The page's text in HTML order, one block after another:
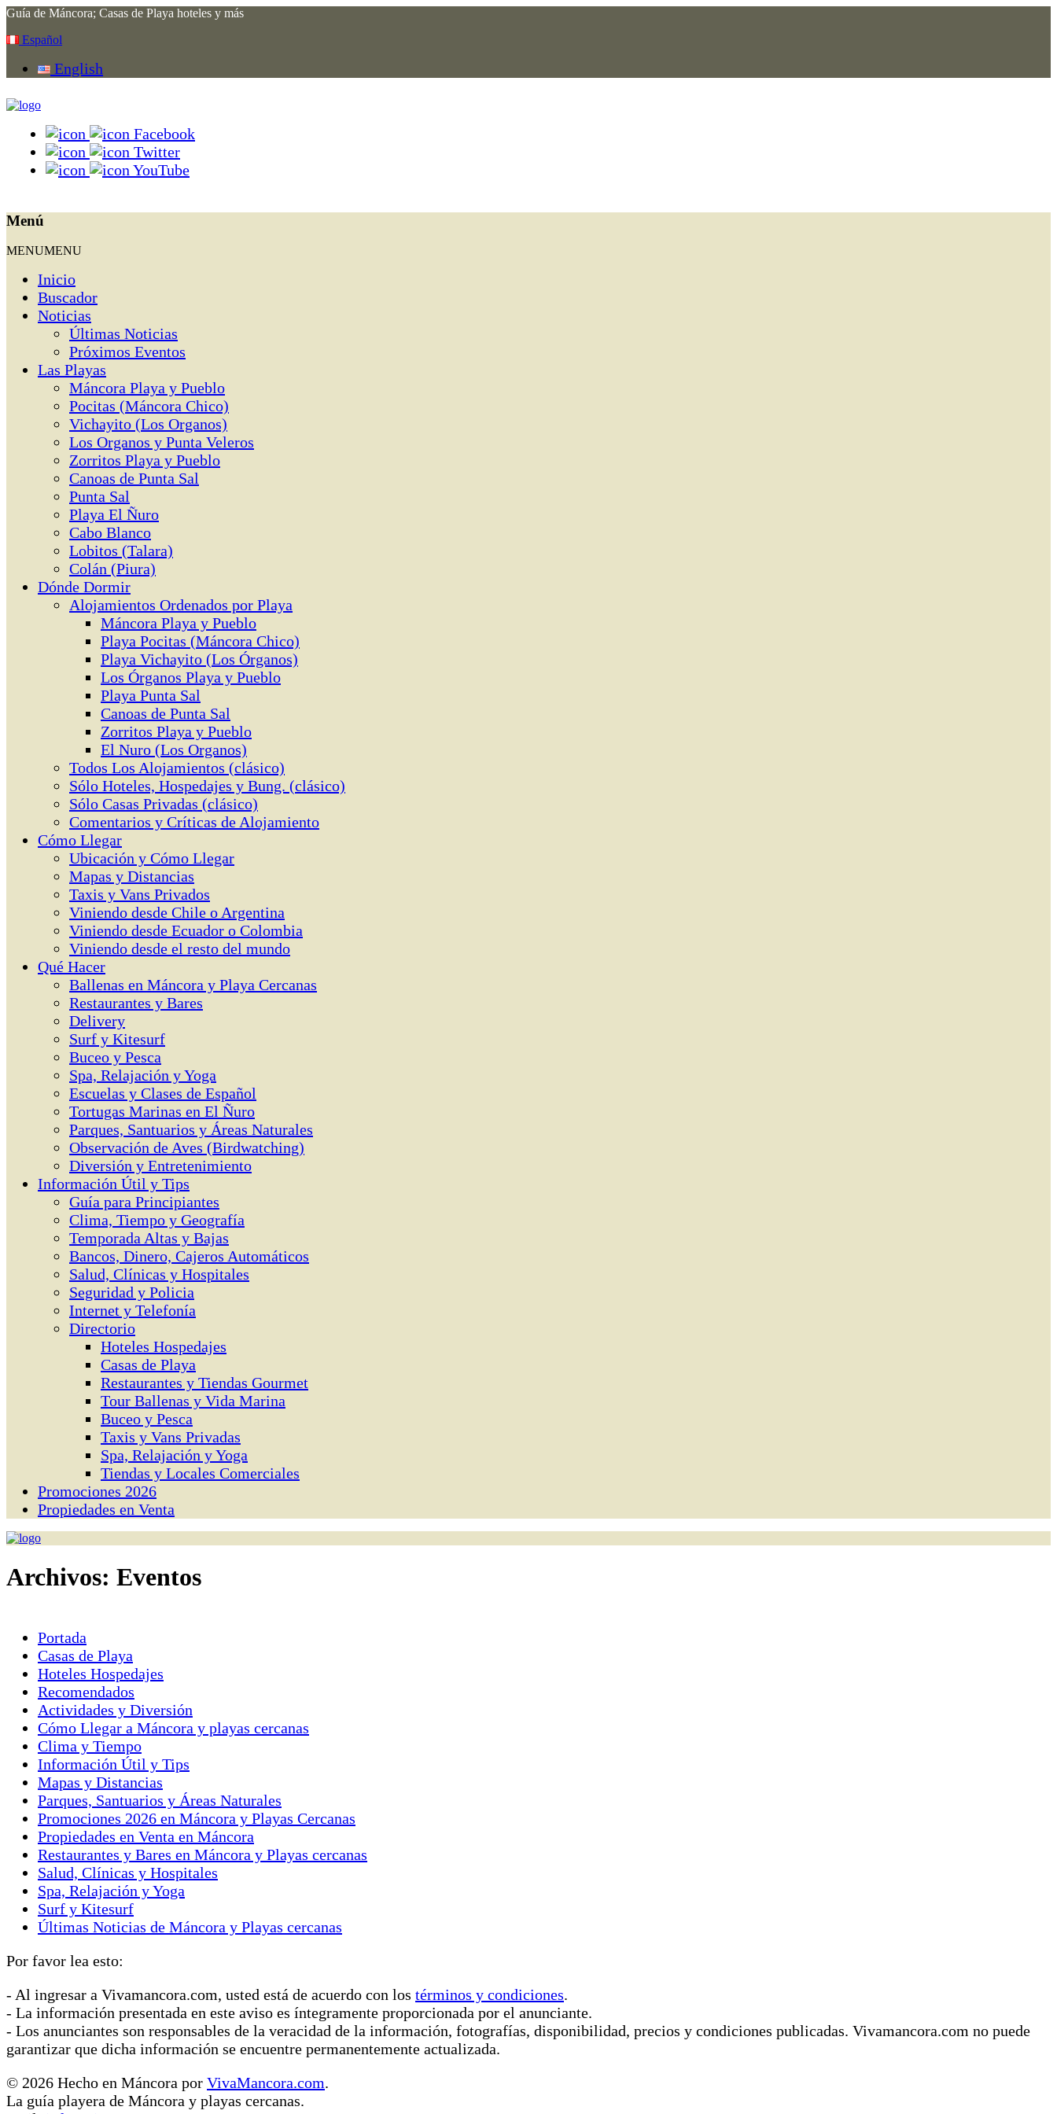
Guía de Máncora; Casas de Playa hoteles y más
Español
English
Facebook
Twitter
YouTube
Menú
MENUMENU
Inicio
Buscador
Noticias
Últimas Noticias
Próximos Eventos
Las Playas
Máncora Playa y Pueblo
Pocitas (Máncora Chico)
Vichayito (Los Organos)
Los Organos y Punta Veleros
Zorritos Playa y Pueblo
Canoas de Punta Sal
Punta Sal
Playa El Ñuro
Cabo Blanco
Lobitos (Talara)
Colán (Piura)
Dónde Dormir
Alojamientos Ordenados por Playa
Máncora Playa y Pueblo
Playa Pocitas (Máncora Chico)
Playa Vichayito (Los Órganos)
Los Órganos Playa y Pueblo
Playa Punta Sal
Canoas de Punta Sal
Zorritos Playa y Pueblo
El Nuro (Los Organos)
Todos Los Alojamientos (clásico)
Sólo Hoteles, Hospedajes y Bung. (clásico)
Sólo Casas Privadas (clásico)
Comentarios y Críticas de Alojamiento
Cómo Llegar
Ubicación y Cómo Llegar
Mapas y Distancias
Taxis y Vans Privados
Viniendo desde Chile o Argentina
Viniendo desde Ecuador o Colombia
Viniendo desde el resto del mundo
Qué Hacer
Ballenas en Máncora y Playa Cercanas
Restaurantes y Bares
Delivery
Surf y Kitesurf
Buceo y Pesca
Spa, Relajación y Yoga
Escuelas y Clases de Español
Tortugas Marinas en El Ñuro
Parques, Santuarios y Áreas Naturales
Observación de Aves (Birdwatching)
Diversión y Entretenimiento
Información Útil y Tips
Guía para Principiantes
Clima, Tiempo y Geografía
Temporada Altas y Bajas
Bancos, Dinero, Cajeros Automáticos
Salud, Clínicas y Hospitales
Seguridad y Policia
Internet y Telefonía
Directorio
Hoteles Hospedajes
Casas de Playa
Restaurantes y Tiendas Gourmet
Tour Ballenas y Vida Marina
Buceo y Pesca
Taxis y Vans Privadas
Spa, Relajación y Yoga
Tiendas y Locales Comerciales
Promociones 2026
Propiedades en Venta
Archivos: Eventos
Portada
Casas de Playa
Hoteles Hospedajes
Recomendados
Actividades y Diversión
Cómo Llegar a Máncora y playas cercanas
Clima y Tiempo
Información Útil y Tips
Mapas y Distancias
Parques, Santuarios y Áreas Naturales
Promociones 2026 en Máncora y Playas Cercanas
Propiedades en Venta en Máncora
Restaurantes y Bares en Máncora y Playas cercanas
Salud, Clínicas y Hospitales
Spa, Relajación y Yoga
Surf y Kitesurf
Últimas Noticias de Máncora y Playas cercanas
Por favor lea esto:
- Al ingresar a Vivamancora.com, usted está de acuerdo con los términos y condiciones.
- La información presentada en este aviso es íntegramente proporcionada por el anunciante.
- Los anunciantes son responsables de la veracidad de la información, fotografías, disponibilidad, precios y condiciones publicadas. Vivamancora.com no puede
garantizar que dicha información se encuentre permanentemente actualizada.
© 2026 Hecho en Máncora por VivaMancora.com.
La guía playera de Máncora y playas cercanas.